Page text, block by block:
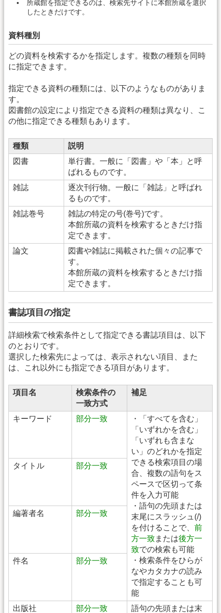
所蔵館を指定できるのは、検索先サイトに本館所蔵を選択
したときだけです。
資料種別
どの資料を検索するかを指定します。複数の種類を同時
に指定できます。
指定できる資料の種類には、以下のようなものがありま
す。
図書館の設定により指定できる資料の種類は異なり、こ
の他に指定できる種類もあります。
種類
説明
図書
単行書。一般に「図書」や「本」と呼
ばれるものです。
雑誌
逐次刊行物。一般に「雑誌」と呼ばれ
るものです。
雑誌巻号
雑誌の特定の号(巻号)です。
本館所蔵の資料を検索するときだけ指
定できます。
論文
図書や雑誌に掲載された個々の記事で
す。
本館所蔵の資料を検索するときだけ指
定できます。
書誌項目の指定
詳細検索で検索条件として指定できる書誌項目は、以下
のとおりです。
選択した検索先によっては、表示されない項目、また
は、これ以外にも指定できる項目があります。
項目名
検索条件の
一致方式
補足
キーワード 部分一致
・「すべてを含む」
「いずれかを含む」
「いずれも含まな
い」のどれかを指定
できる検索項目の場
合、複数の語句をス
ペースで区切って条
件を入力可能
・語句の先頭または
末尾にスラッシュ(/)
を付けることで、 前
方一致または後方一
致での検索も可能
・検索条件をひらが
なやカタカナの読み
で指定することも可
能
タイトル 部分一致
編著者名 部分一致
件名 部分一致
出版社 部分一致
語句の先頭または末